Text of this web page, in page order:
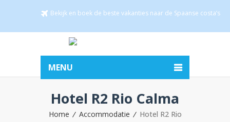
Bekijk en boek de beste vakanties naar de Spaanse costa’s
MENU
Hotel R2 Rio Calma
Home Accommodatie
Hotel R2 Rio